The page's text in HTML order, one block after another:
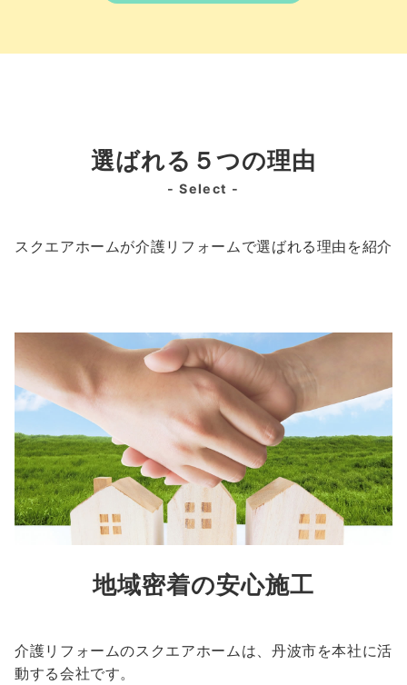
選ばれる５つの理由
- Select -
スクエアホームが介護リフォームで選ばれる理由を紹介
地域密着の安心施工
介護リフォームのスクエアホームは、丹波市を本社に活
動する会社です。